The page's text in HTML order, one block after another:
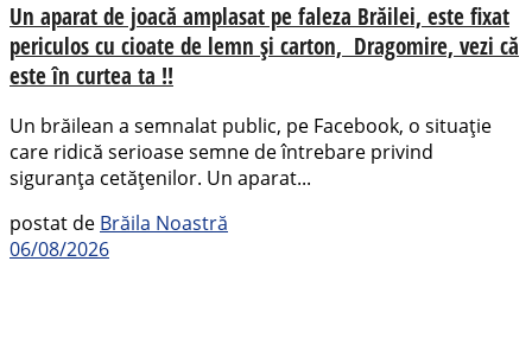
Un aparat de joacă amplasat pe faleza Brăilei, este fixat
periculos cu cioate de lemn și carton, Dragomire, vezi că
este în curtea ta !!
Un brăilean a semnalat public, pe Facebook, o situație
care ridică serioase semne de întrebare privind
siguranța cetățenilor. Un aparat...
postat de Brăila Noastră
06/08/2026